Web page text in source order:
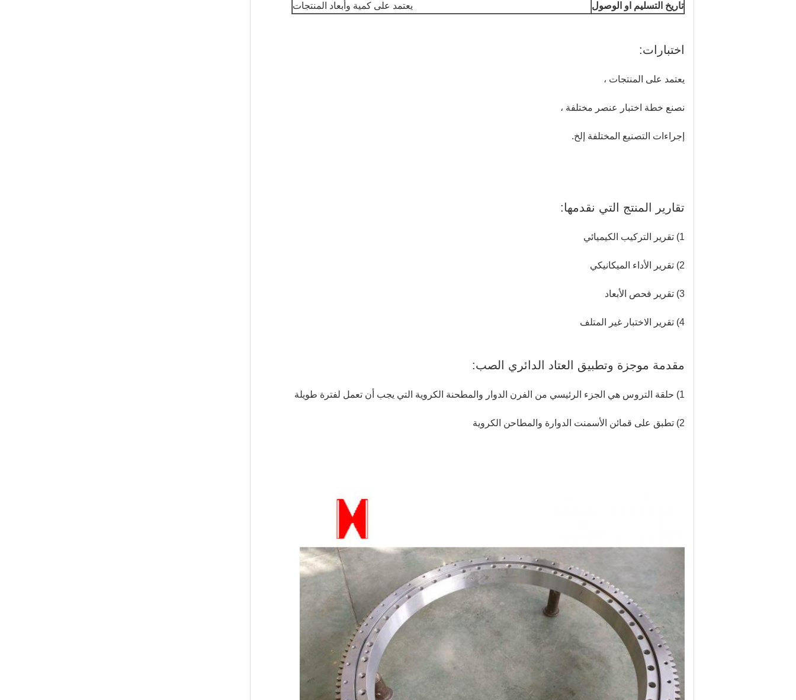
تاريخ التسليم او الوصول
يعتمد على كمية وأبعاد المنتجات
اختبارات:
يعتمد على المنتجات ،
نصنع خطة اختبار عنصر مختلفة ،
إجراءات التصنيع المختلفة إلخ.
تقارير المنتج التي نقدمها:
1) تقرير التركيب الكيميائي
2) تقرير الأداء الميكانيكي
3) تقرير فحص الأبعاد
4) تقرير الاختبار غير المتلف
مقدمة موجزة وتطبيق العتاد الدائري الصب:
1) حلقة التروس هي الجزء الرئيسي من الفرن الدوار والمطحنة الكروية التي يجب أن تعمل لفترة طويلة
2) تطبق على قمائن الأسمنت الدوارة والمطاحن الكروية